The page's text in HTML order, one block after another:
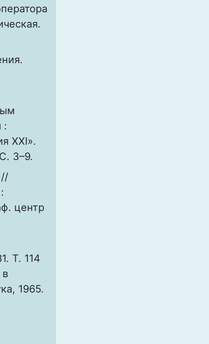
:
ХХI».
3–9.
центр
Т. 114
1965.